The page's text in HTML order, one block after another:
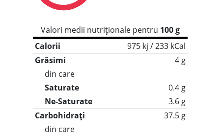
Valori medii nutriționale pentru 100 g
Calorii
975 kj / 233 kCal
Grăsimi
4 g
din care
Saturate
0.4 g
Ne-Saturate
3.6 g
Carbohidrați
37.5 g
din care